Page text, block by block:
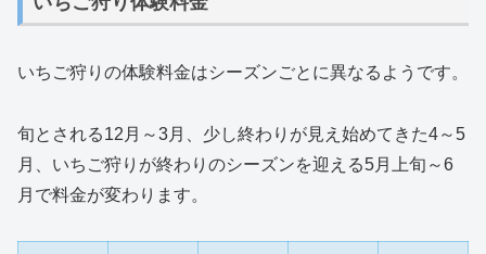
いちご狩りの体験料金はシーズンごとに異なるようです。
旬とされる12月～3月、少し終わりが見え始めてきた4～5
月、いちご狩りが終わりのシーズンを迎える5月上旬～6
月で料金が変わります。